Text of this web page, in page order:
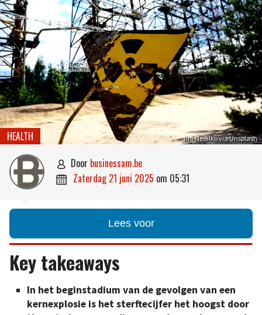
Ilja Nedilko via Unsplash
HEALTH
 door businessam.be
 zaterdag 21 juni 2025 om 05:31
Lees voor
Key takeaways
In het beginstadium van de gevolgen van een
kernexplosie is het sterftecijfer het hoogst door